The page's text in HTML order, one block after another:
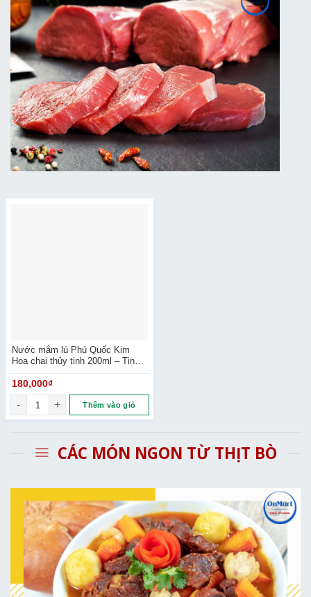
Nước mắm lú Phú Quốc Kim
Hoa chai thủy tinh 200ml – Tinh
hoa quà Việt
180,000₫
Nước mắm lú Phú Quốc Kim Hoa chai thủy tinh 200ml - Tinh
Thêm vào giỏ
CÁC MÓN NGON TỪ THỊT BÒ